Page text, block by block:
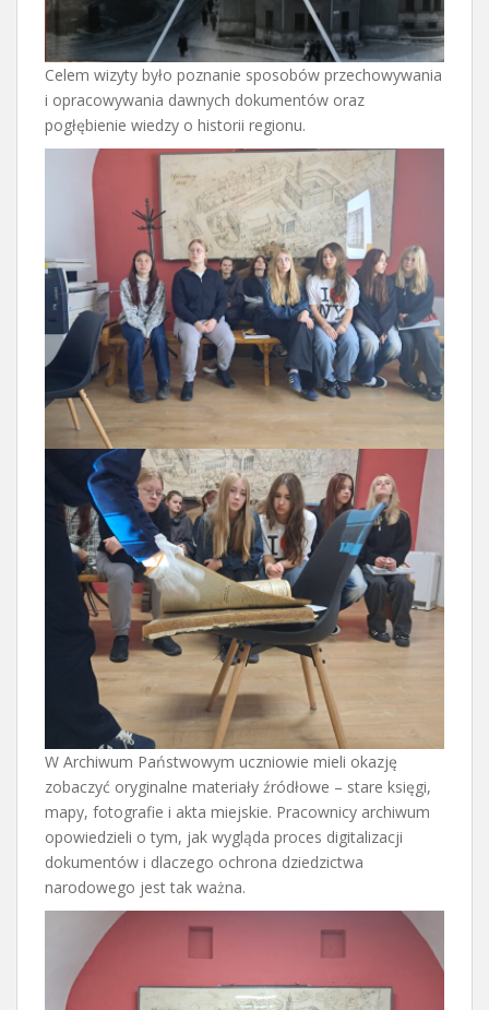
Celem wizyty było poznanie sposobów przechowywania
i opracowywania dawnych dokumentów oraz
pogłębienie wiedzy o historii regionu.
W Archiwum Państwowym uczniowie mieli okazję
zobaczyć oryginalne materiały źródłowe – stare księgi,
mapy, fotografie i akta miejskie. Pracownicy archiwum
opowiedzieli o tym, jak wygląda proces digitalizacji
dokumentów i dlaczego ochrona dziedzictwa
narodowego jest tak ważna.